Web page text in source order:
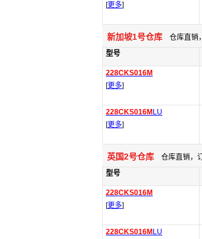
[更多]
新加坡1号仓库 仓库直销
型号
228CKS016M
[更多]
228CKS016M LU
[更多]
英国2号仓库 仓库直销，
型号
228CKS016M
[更多]
228CKS016M LU